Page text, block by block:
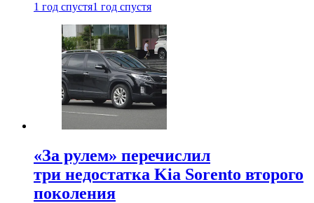
1 год спустя1 год спустя
«За рулем» перечислил
три недостатка Kia Sorento второго
поколения